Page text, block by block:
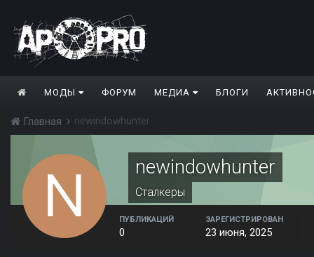
МОДЫ ФОРУМ МЕДИА БЛОГИ
Главная newindowhunter
newindowhunter
Сталкеры
ПУБЛИКАЦИЙ
0
ЗАРЕГИСТРИРОВАН
23 июня, 2025